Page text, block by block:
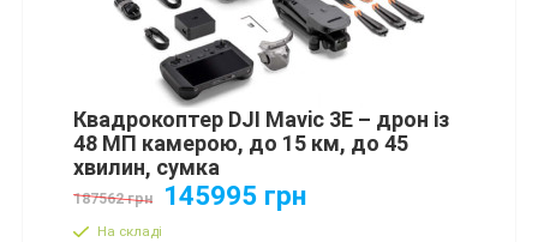
Квадрокоптер DJI Mavic 3E – дрон із
48 МП камерою, до 15 км, до 45
хвилин, сумка
187562 грн 145995 грн
На складі